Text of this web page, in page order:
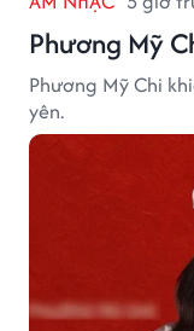
Phương Mỹ
Phương Mỹ Chi
yên.